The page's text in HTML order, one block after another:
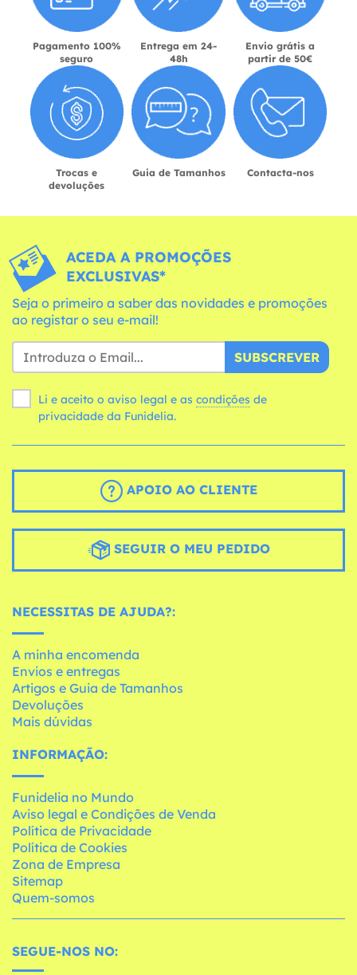
Pagamento 100%
seguro
Entrega em 24-
48h
Envio grátis a
partir de 50€
Trocas e
devoluções
Guia de Tamanhos Contacta-nos
ACEDA A PROMOÇÕES
EXCLUSIVAS*
Seja o primeiro a saber das novidades e promoções
ao registar o seu e-mail!
SUBSCREVER
Li e aceito o aviso legal e as condições
privacidade da Funidelia.
APOIO AO CLIENTE
SEGUIR O MEU PEDIDO
NECESSITAS DE AJUDA?:
A minha encomenda
Envios e entregas
Artigos e Guia de Tamanhos
Devoluções
Mais dúvidas
INFORMAÇÃO:
Funidelia no Mundo
Aviso legal e Condições de Venda
Política de Privacidade
Política de Cookies
Zona de Empresa
Sitemap
Quem-somos
SEGUE-NOS NO: